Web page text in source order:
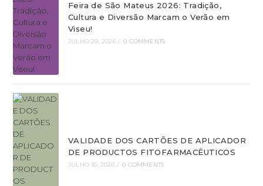
Feira de São Mateus 2026: Tradição,
Cultura e Diversão Marcam o Verão em
Viseu!
JULHO 29, 2026 / 0 COMMENTS
VALIDADE DOS CARTÕES DE APLICADOR
DE PRODUCTOS FITOFARMACÊUTICOS
JULHO 16, 2026 / 0 COMMENTS